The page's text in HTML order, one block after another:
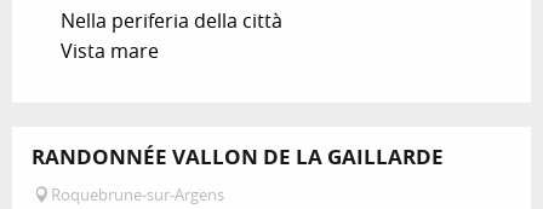
Nella periferia della città
Vista mare
RANDONNÉE VALLON DE LA GAILLARDE
Roquebrune-sur-Argens